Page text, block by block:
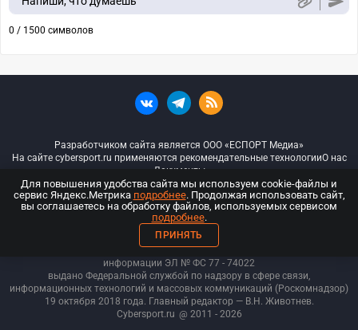
0 / 1500 символов
Разработчиком сайта является ООО «ЕСПОРТ Медиа»
На сайте cybersport.ru применяются рекомендательные технологииО нас
Документы
© ООО «Киберспорт.ру» — Все права защищены
18+
ООО «Киберспорт.ру». Свидетельство о регистрации средств массовой
информации ЭЛ № ФС 77 - 74022
выдано Федеральной службой по надзору в сфере связи,
информационных технологий и массовых коммуникаций (Роскомнадзор)
19 октября 2018 года. Главный редактор — В.Н. Животнев.
Cybersport.ru @ 2011 - 2026
Для повышения удобства сайта мы используем cookie-файлы и
сервис Яндекс.Метрика подробнее. Продолжая использовать сайт,
вы соглашаетесь на обработку файлов, используемых сервисом
подробнее.
ПРИНЯТЬ